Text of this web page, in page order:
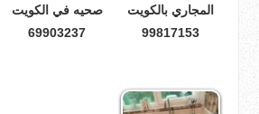
المجاري بالكويت
99817153
صحيه في الكويت
69903237